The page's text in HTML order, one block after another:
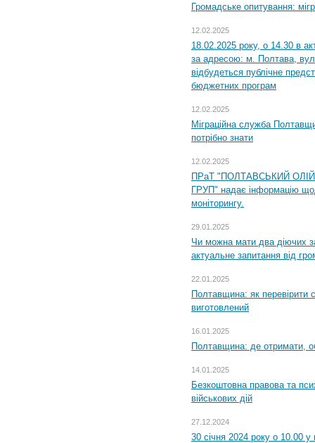
Громадське опитування:
12.02.2025
18.02.2025 року, о 14.30 в
за адресою: м. Полтава,
відбудеться публічне
бюджетних програм
12.02.2025
Міграційна служба
потрібно знати
12.02.2025
ПРаТ "ПОЛТАВСЬКИЙ
ГРУП" надає інформацію
моніторингу.
29.01.2025
Чи можна мати два діючих
актуальне запитання від
22.01.2025
Полтавщина: як перевірити
виготовлений
16.01.2025
Полтавщина: де отримати,
14.01.2025
Безкоштовна правова та
військових дій
27.12.2024
30 січня 2024 року о 10.00 у